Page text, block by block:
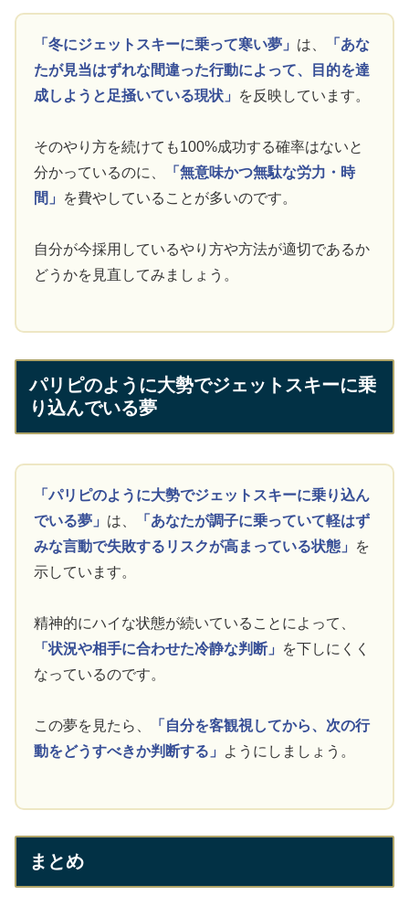
「冬にジェットスキーに乗って寒い夢」 は、
「あな
たが見当はずれな間違った行動によって、目的を達
成しようと足掻いている現状」
を反映しています。
そのやり方を続けても100%成功する確率はないと
分かっているのに、
「無意味かつ無駄な労力・時
間」
を費やしていることが多いのです。
自分が今採用しているやり方や方法が適切であるか
どうかを見直してみましょう。
パリピのように大勢でジェットスキーに乗
り込んでいる夢
「パリピのように大勢でジェットスキーに乗り込ん
でいる夢」 は、
「あなたが調子に乗っていて軽はず
みな言動で失敗するリスクが高まっている状態」
を
示しています。
精神的にハイな状態が続いていることによって、
「状況や相手に合わせた冷静な判断」
を下しにくく
なっているのです。
この夢を見たら、
「自分を客観視してから、次の行
動をどうすべきか判断する」
ようにしましょう。
まとめ